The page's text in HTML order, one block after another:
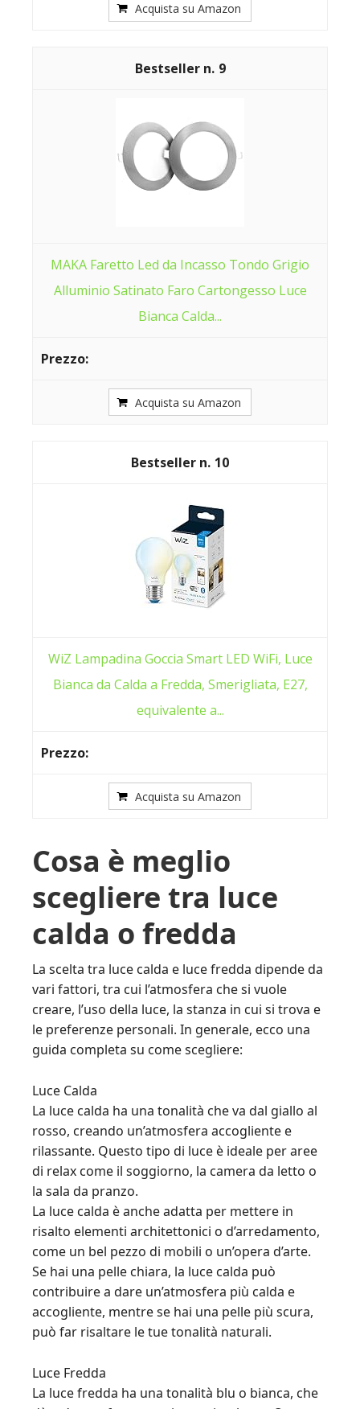
Acquista su Amazon
9
MAKA Faretto Led da Incasso Tondo Grigio
Alluminio Satinato Faro Cartongesso Luce
Bianca Calda...
Acquista su Amazon
10
WiZ Lampadina Goccia Smart LED WiFi, Luce
Bianca da Calda a Fredda, Smerigliata, E27,
equivalente a...
Acquista su Amazon
Cosa è meglio
scegliere tra luce
calda o fredda
La scelta tra luce calda e luce fredda dipende da
vari fattori, tra cui l’atmosfera che si vuole
creare, l’uso della luce, la stanza in cui si trova e
le preferenze personali. In generale, ecco una
guida completa su come scegliere:
Luce Calda
La luce calda ha una tonalità che va dal giallo al
rosso, creando un’atmosfera accogliente e
rilassante. Questo tipo di luce è ideale per aree
di relax come il soggiorno, la camera da letto o
la sala da pranzo.
La luce calda è anche adatta per mettere in
risalto elementi architettonici o d’arredamento,
come un bel pezzo di mobili o un’opera d’arte.
Se hai una pelle chiara, la luce calda può
contribuire a dare un’atmosfera più calda e
accogliente, mentre se hai una pelle più scura,
può far risaltare le tue tonalità naturali.
Luce Fredda
La luce fredda ha una tonalità blu o bianca, che